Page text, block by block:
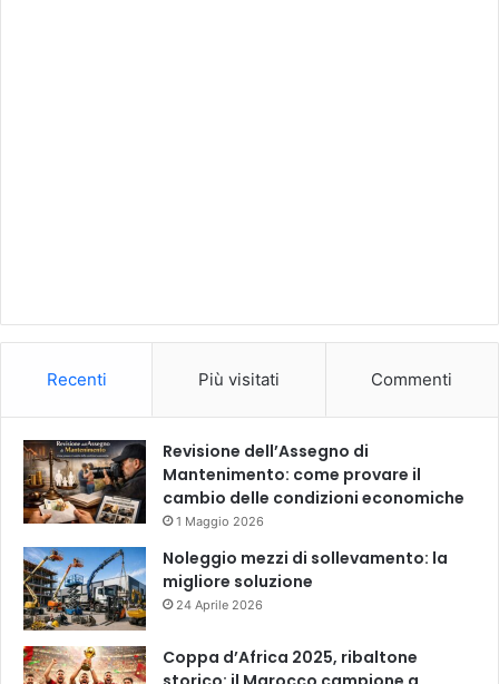
Recenti Più visitati Commenti
Revisione dell’Assegno di
Mantenimento: come provare il
cambio delle condizioni economiche
1 Maggio 2026
Noleggio mezzi di sollevamento: la
migliore soluzione
24 Aprile 2026
Coppa d’Africa 2025, ribaltone